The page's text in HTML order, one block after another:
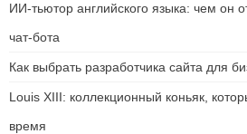
ИИ-тьютор английского языка: чем он
чат-бота
Как выбрать разработчика сайта для
Louis XIII: коллекционный коньяк,
время